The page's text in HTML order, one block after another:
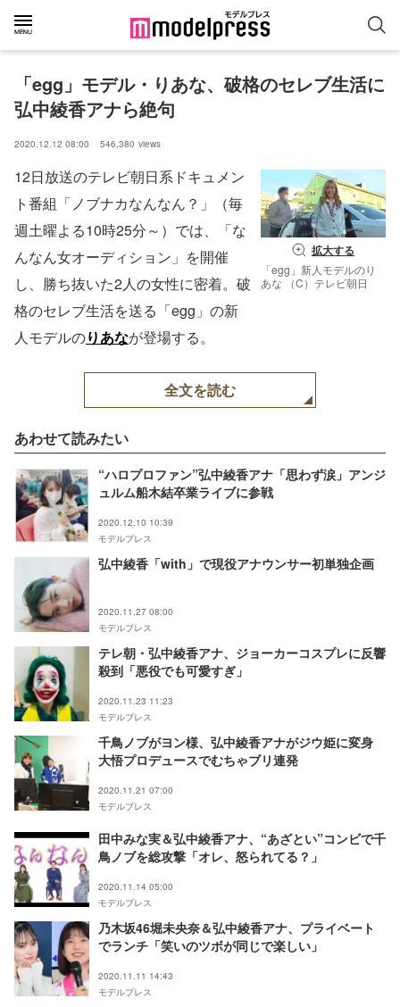
「egg」モデル・りあな、破格のセレブ生活に
弘中綾香アナら絶句
2020.12.12 08:00 546,380 views
拡大する
「egg」新人モデルのり
あな （C）テレビ朝日
12日放送のテレビ朝日系ドキュメン
ト番組「ノブナカなんなん？」（毎
週土曜よる10時25分～）では、「な
んなん女オーディション」を開催
し、勝ち抜いた2人の女性に密着。破
格のセレブ生活を送る「egg」の新
人モデルのりあなが登場する。
全文を読む
あわせて読みたい
“ハロプロファン”弘中綾香アナ「思わず涙」アンジ
ュルム船木結卒業ライブに参戦
2020.12.10 10:39
モデルプレス
弘中綾香「with」で現役アナウンサー初単独企画
2020.11.27 08:00
モデルプレス
テレ朝・弘中綾香アナ、ジョーカーコスプレに反響
殺到「悪役でも可愛すぎ」
2020.11.23 11:23
モデルプレス
千鳥ノブがヨン様、弘中綾香アナがジウ姫に変身
大悟プロデュースでむちゃブリ連発
2020.11.21 07:00
モデルプレス
田中みな実＆弘中綾香アナ、“あざとい”コンビで千
鳥ノブを総攻撃「オレ、怒られてる？」
2020.11.14 05:00
モデルプレス
乃木坂46堀未央奈＆弘中綾香アナ、プライベート
でランチ「笑いのツボが同じで楽しい」
2020.11.11 14:43
モデルプレス